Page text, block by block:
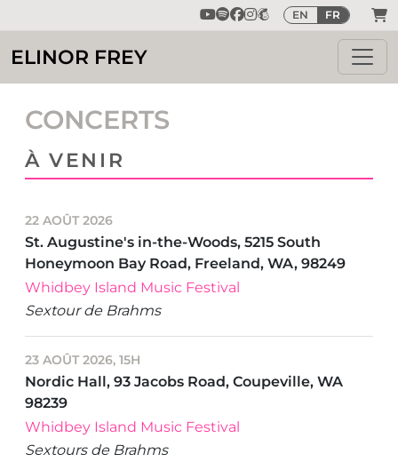
EN FR
ELINOR FREY
CONCERTS
À VENIR
22 AOÛT 2026
St. Augustine's in-the-Woods, 5215 South
Honeymoon Bay Road, Freeland, WA, 98249
Whidbey Island Music Festival
Sextour de Brahms
23 AOÛT 2026, 15H
Nordic Hall, 93 Jacobs Road, Coupeville, WA
98239
Whidbey Island Music Festival
Sextours de Brahms